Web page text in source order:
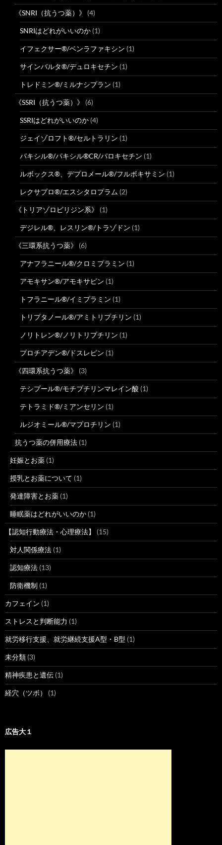
《SNRI（抗うつ薬）》 (4)
SNRIはどれがいいのか (1)
イフェクサー®/ベンラファキシン (1)
サインバルタ®/デュロキセチン (1)
トレドミン®/ミルナシプラン (1)
《SSRI（抗うつ薬）》 (6)
SSRIはどれがいいのか (4)
ジェイゾロフト®/セルトラリン (1)
パキシル®/パキシル®CR/パロキセチン (1)
ルボックス®、デプロメール®/フルボキサミン (1)
レクサプロ®/エスシタロプラム (2)
《トリアゾロピリジン系》 (1)
デジレル®、レスリン®/トラゾドン (1)
《三環系抗うつ薬》 (6)
アナフラニール®/クロミプラミン (1)
アモキサン®/アモキサピン (1)
トフラニール®/イミプラミン (1)
トリプタノール®/アミトリプチリン (1)
ノリトレン®/ノリトリプチリン (1)
プロチアデン®/ドスレピン (1)
《四環系抗うつ薬》 (3)
テシプール®/モチプチリンマレイン酸 (1)
テトラミド®/ミアンセリン (1)
ルジオミール®/マプロチリン (1)
抗うつ薬の併用療法 (1)
妊娠とお薬 (1)
授乳とお薬について (1)
発達障害とお薬 (1)
睡眠薬はどれがいいのか (1)
【認知行動療法・心理療法】 (15)
対人関係療法 (1)
認知療法 (13)
防衛機制 (1)
カフェイン (1)
ストレスと判断能力 (1)
就労移行支援、就労継続支援A型・B型 (1)
未分類 (3)
精神疾患と遺伝 (1)
経穴（ツボ） (1)
広告大１